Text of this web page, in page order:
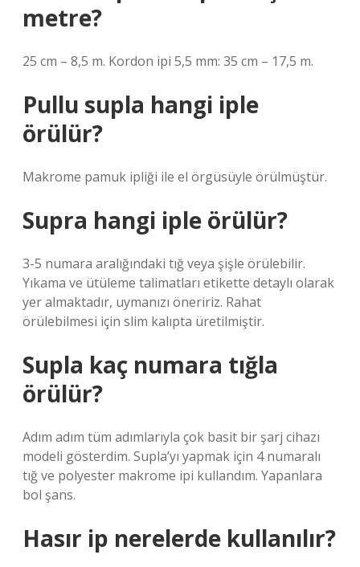
metre?
25 cm – 8,5 m. Kordon ipi 5,5 mm: 35 cm – 17,5 m.
Pullu supla hangi iple
örülür?
Makrome pamuk ipliği ile el örgüsüyle örülmüştür.
Supra hangi iple örülür?
3-5 numara aralığındaki tığ veya şişle örülebilir.
Yıkama ve ütüleme talimatları etikette detaylı olarak
yer almaktadır, uymanızı öneririz. Rahat
örülebilmesi için slim kalıpta üretilmiştir.
Supla kaç numara tığla
örülür?
Adım adım tüm adımlarıyla çok basit bir şarj cihazı
modeli gösterdim. Supla’yı yapmak için 4 numaralı
tığ ve polyester makrome ipi kullandım. Yapanlara
bol şans.
Hasır ip nerelerde kullanılır?